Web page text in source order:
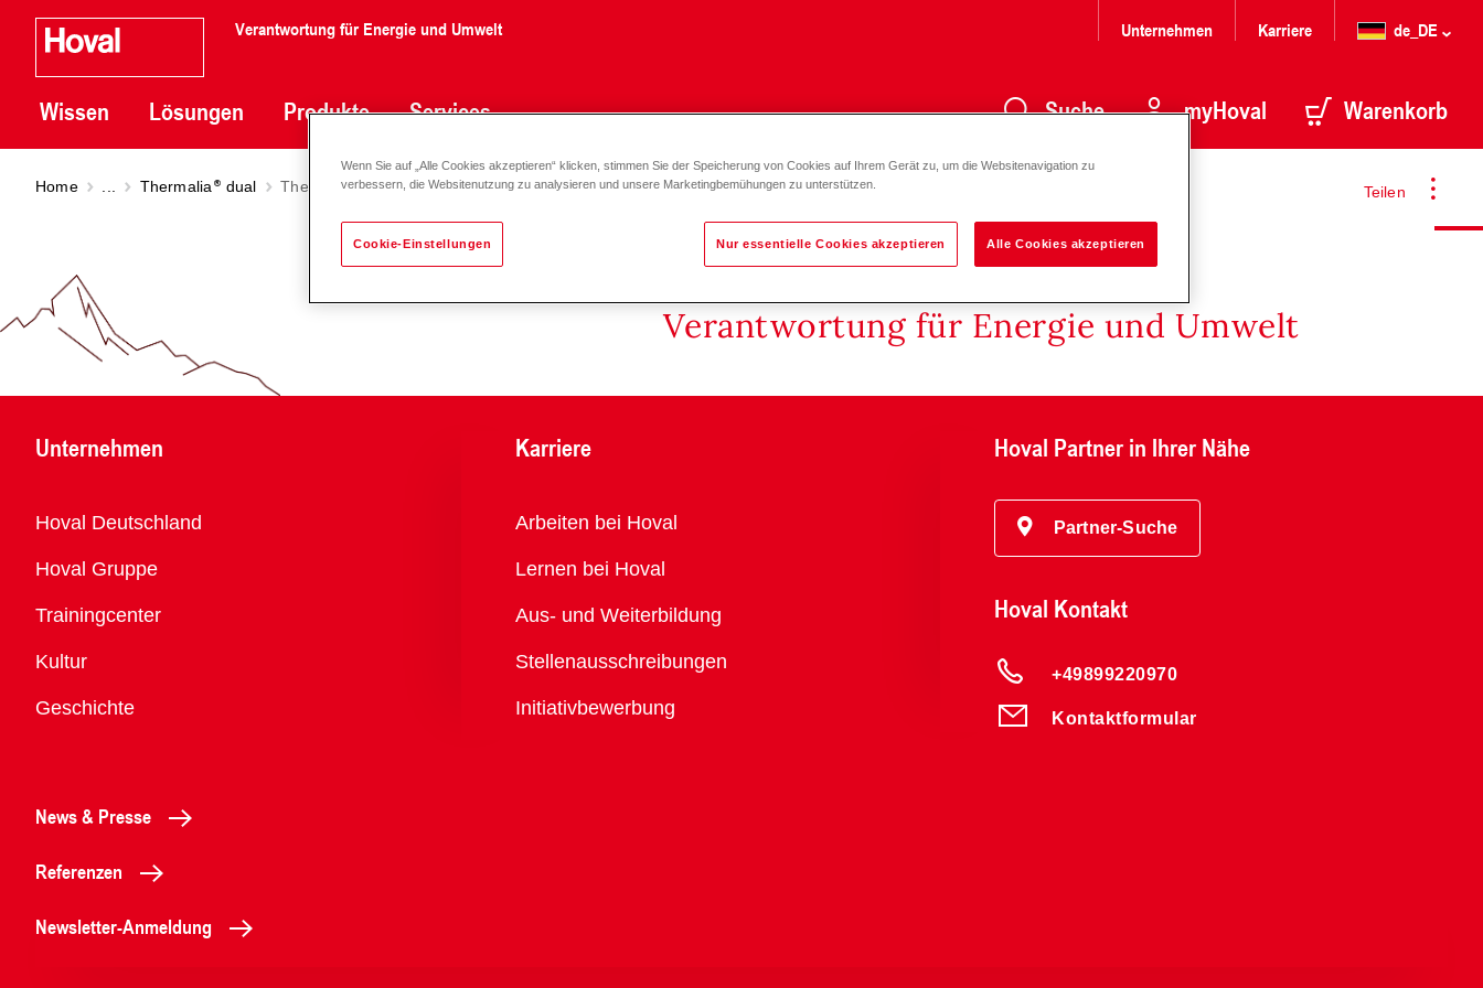
Verantwortung für Energie und Umwelt
Wissen Lösungen Produkte Services
Unternehmen Karriere de_DE
Suche myHoval Warenkorb
Teilen
Home Thermalia dual Thermalia dual R (55-140)
Verantwortung für Energie und Umwelt
Unternehmen
Übersicht
Hoval Deutschland
Hoval Gruppe
Trainingcenter
Kultur
Geschichte
Karriere
Übersicht
Arbeiten bei Hoval
Lernen bei Hoval
Aus- und Weiterbildung
Stellenausschreibungen
Initiativbewerbung
Hoval Partner in Ihrer Nähe
Partner-Suche
Hoval Kontakt
+49899220970
Kontaktformular
News & Presse
Referenzen
Newsletter-Anmeldung
Wenn Sie auf „Alle Cookies akzeptieren“ klicken, stimmen Sie der Speicherung von Cookies auf Ihrem Gerät zu, um die Websitenavigation zu
verbessern, die Websitenutzung zu analysieren und unsere Marketingbemühungen zu unterstützen.
Cookie-Einstellungen Nur essentielle Cookies akzeptieren Alle Cookies akzeptieren